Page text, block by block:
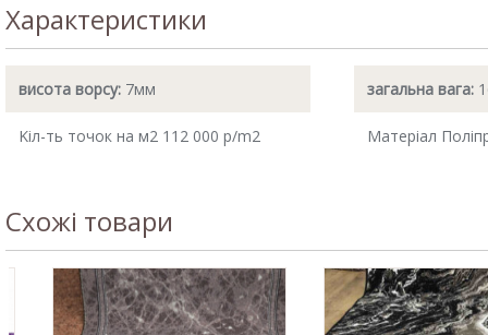
Характеристики
висота ворсу: 7мм загальна вага:
Kіл-ть точок на м2 112 000 p/m2 Матеріал
Схожі товари